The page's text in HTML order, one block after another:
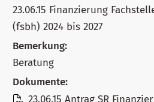
23.06.15 Finanzierung
(fsbh) 2024 bis 2027
Bemerkung:
Beratung
Dokumente:
23.06.15 Antrag SR